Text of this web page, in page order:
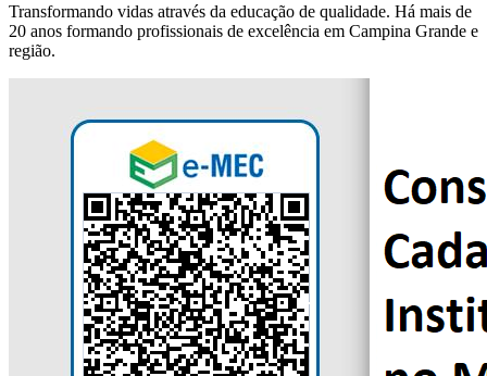
Transformando vidas através da educação de qualidade. Há mais de
20 anos formando profissionais de excelência em Campina Grande e
região.